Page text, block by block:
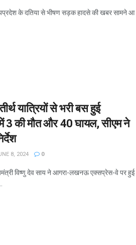
के दतिया से भीषण सड़क हादसे की खबर सामने आ
यात्रियों से भरी बस हुई
3 की मौत और 40 घायल, सीएम ने
8, 2024 0
विष्णु देव साय ने आगरा-लखनऊ एक्सप्रेस-वे पर हुई